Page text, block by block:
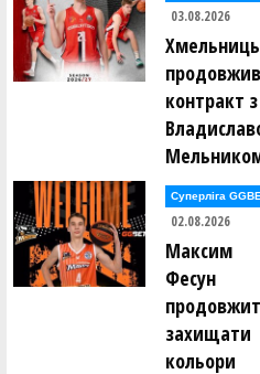
03.08.2026
продовжив
контракт з
Суперліга
02.08.2026
Максим
Фесун
захищати
кольори